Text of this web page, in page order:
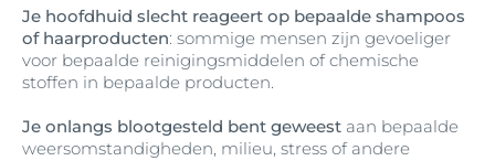
Je hoofdhuid slecht reageert op bepaalde shampoos
of haarproducten: sommige mensen zijn gevoeliger
voor bepaalde reinigingsmiddelen of chemische
stoffen in bepaalde producten.
Je onlangs blootgesteld bent geweest aan bepaalde
weersomstandigheden, milieu, stress of andere